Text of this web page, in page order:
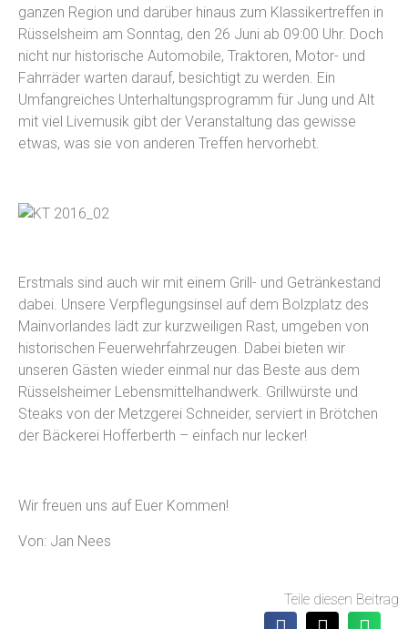
ganzen Region und darüber hinaus zum Klassikertreffen in
Rüsselsheim am Sonntag, den 26 Juni ab 09:00 Uhr. Doch
nicht nur historische Automobile, Traktoren, Motor- und
Fahrräder warten darauf, besichtigt zu werden. Ein
Umfangreiches Unterhaltungsprogramm für Jung und Alt
mit viel Livemusik gibt der Veranstaltung das gewisse
etwas, was sie von anderen Treffen hervorhebt.
Erstmals sind auch wir mit einem Grill- und Getränkestand
dabei. Unsere Verpflegungsinsel auf dem Bolzplatz des
Mainvorlandes lädt zur kurzweiligen Rast, umgeben von
historischen Feuerwehrfahrzeugen. Dabei bieten wir
unseren Gästen wieder einmal nur das Beste aus dem
Rüsselsheimer Lebensmittelhandwerk. Grillwürste und
Steaks von der Metzgerei Schneider, serviert in Brötchen
der Bäckerei Hofferberth – einfach nur lecker!
Wir freuen uns auf Euer Kommen!
Von: Jan Nees
Teile diesen Beitrag